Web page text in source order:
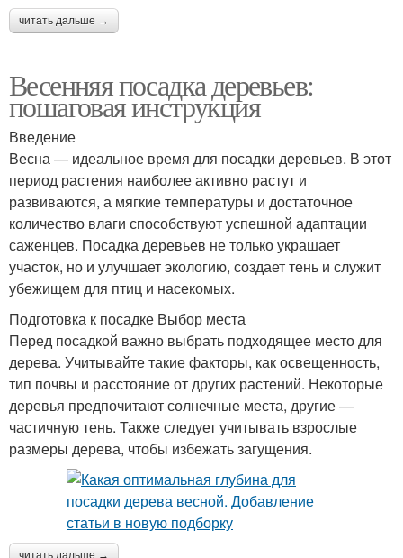
читать дальше →
Весенняя посадка деревьев:
пошаговая инструкция
Введение
Весна — идеальное время для посадки деревьев. В этот
период растения наиболее активно растут и
развиваются, а мягкие температуры и достаточное
количество влаги способствуют успешной адаптации
саженцев. Посадка деревьев не только украшает
участок, но и улучшает экологию, создает тень и служит
убежищем для птиц и насекомых.
Подготовка к посадке Выбор места
Перед посадкой важно выбрать подходящее место для
дерева. Учитывайте такие факторы, как освещенность,
тип почвы и расстояние от других растений. Некоторые
деревья предпочитают солнечные места, другие —
частичную тень. Также следует учитывать взрослые
размеры дерева, чтобы избежать загущения.